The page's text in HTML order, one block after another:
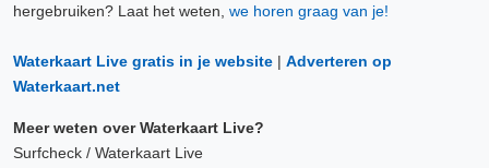
hergebruiken? Laat het weten, we horen graag van je!
Waterkaart Live gratis in je website | Adverteren op
Waterkaart.net
Meer weten over Waterkaart Live?
Surfcheck / Waterkaart Live